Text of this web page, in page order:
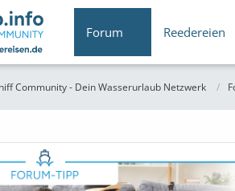
Forum Reedereien
Community - Dein Wasserurlaub Netzwerk